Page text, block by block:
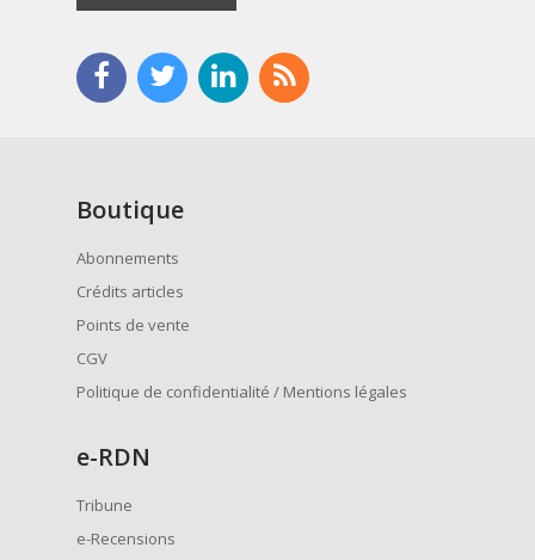
Boutique
Abonnements
Crédits articles
Points de vente
CGV
Politique de confidentialité / Mentions légales
e-RDN
Tribune
e-Recensions